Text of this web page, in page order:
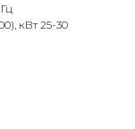
кВт 25-30